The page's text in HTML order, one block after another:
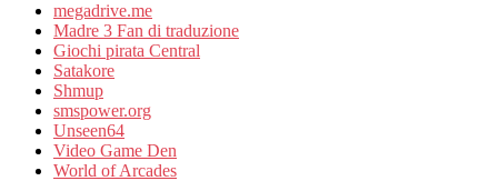
megadrive.me
Madre 3 Fan di traduzione
Giochi pirata Central
Satakore
Shmup
smspower.org
Unseen64
Video Game Den
World of Arcades